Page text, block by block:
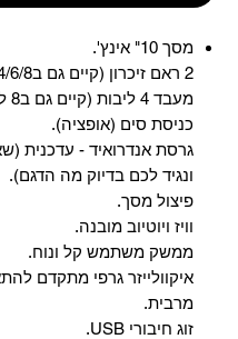
מסך 10" אינץ'.
2 ראם זיכרון (קיים גם ב4/6/8 ראם זיכרון).
מעבד 4 ליבות (קיים גם ב8 ליבות).
כניסת סים (אופציה).
גרסת אנדרואיד - עדכנית
ונגיד לכם בדיוק מה הדגם).
פיצול מסך.
וויז ויוטיוב מובנה.
ממשק משתמש קל ונוח.
איקוולייזר גרפי מתקדם
מרבית.
זוג חיבורי USB.